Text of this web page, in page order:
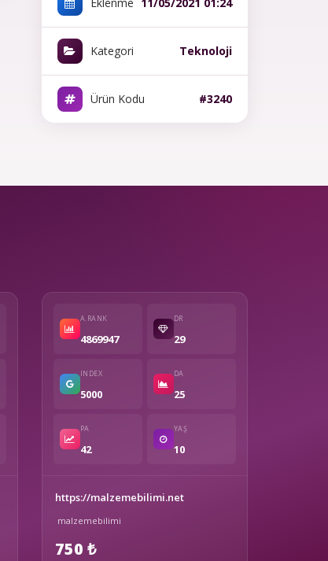
Eklenme 11/05/2021 01:24
Kategori Teknoloji
Ürün Kodu #3240
A.RANK
4869947
DR
29
INDEX
5000
DA
25
PA
42
YAŞ
10
https://malzemebilimi.net
malzemebilimi
750 ₺